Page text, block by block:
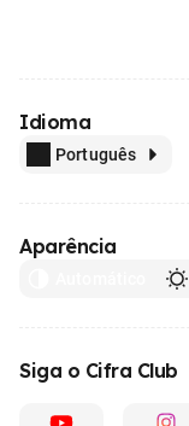
Idioma
Português
Aparência
Siga o Cifra Club